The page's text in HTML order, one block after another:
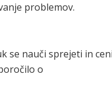
problemov.
se nauči sprejeti in
o